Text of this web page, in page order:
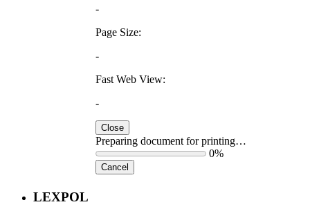
-
Page Size:
-
Fast Web View:
-
Close
Preparing document for printing…
0%
Cancel
LEXPOL